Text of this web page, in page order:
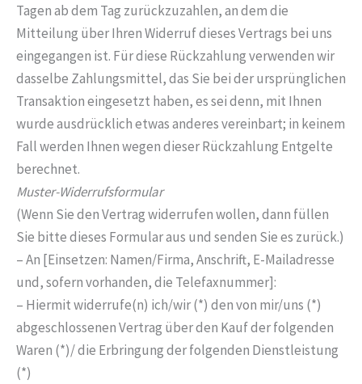
Tagen ab dem Tag zurückzuzahlen, an dem die
Mitteilung über Ihren Widerruf dieses Vertrags bei uns
eingegangen ist. Für diese Rückzahlung verwenden wir
dasselbe Zahlungsmittel, das Sie bei der ursprünglichen
Transaktion eingesetzt haben, es sei denn, mit Ihnen
wurde ausdrücklich etwas anderes vereinbart; in keinem
Fall werden Ihnen wegen dieser Rückzahlung Entgelte
berechnet.
Muster-Widerrufsformular
(Wenn Sie den Vertrag widerrufen wollen, dann füllen
Sie bitte dieses Formular aus und senden Sie es zurück.)
– An [Einsetzen: Namen/Firma, Anschrift, E-Mailadresse
und, sofern vorhanden, die Telefaxnummer]:
– Hiermit widerrufe(n) ich/wir (*) den von mir/uns (*)
abgeschlossenen Vertrag über den Kauf der folgenden
Waren (*)/ die Erbringung der folgenden Dienstleistung
(*)